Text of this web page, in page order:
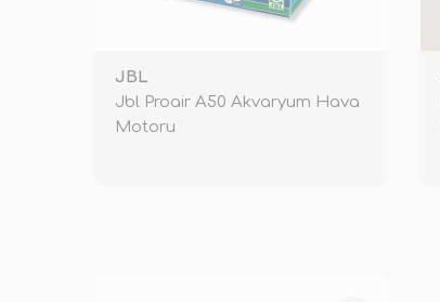
JBL
Jbl Proair A50 Akvaryum Hava
Motoru